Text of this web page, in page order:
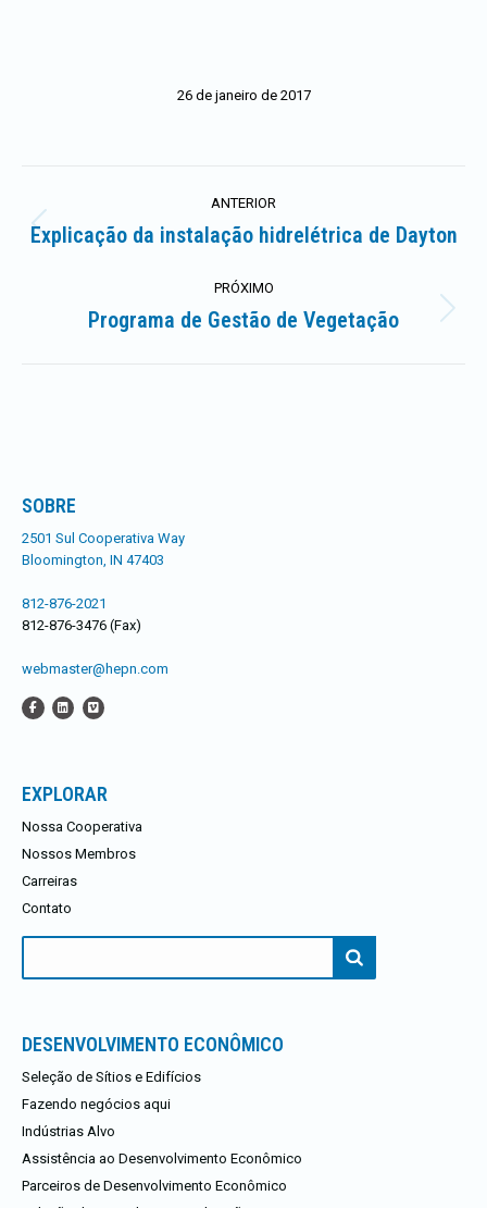
26 de janeiro de 2017
de
ANTERIOR
Postagem
Explicação da instalação hidrelétrica de Dayton
PRÓXIMO
Próximo
Programa de Gestão de Vegetação
SOBRE
2501 Sul Cooperativa Way
Bloomington, IN 47403
812-876-2021
812-876-3476 (Fax)
webmaster@hepn.com
EXPLORAR
Nossa Cooperativa
Nossos Membros
Carreiras
Contato
DESENVOLVIMENTO ECONÔMICO
Seleção de Sítios e Edifícios
Fazendo negócios aqui
Indústrias Alvo
Assistência ao Desenvolvimento Econômico
Parceiros de Desenvolvimento Econômico